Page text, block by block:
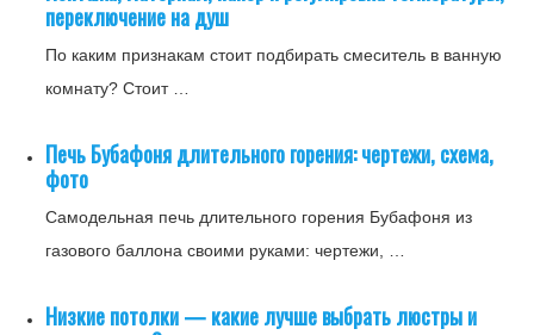
переключение на душ
По каким признакам стоит подбирать смеситель в ванную
комнату? Стоит …
Печь Бубафоня длительного горения: чертежи, схема,
фото
Самодельная печь длительного горения Бубафоня из
газового баллона своими руками: чертежи, …
Низкие потолки — какие лучше выбрать люстры и